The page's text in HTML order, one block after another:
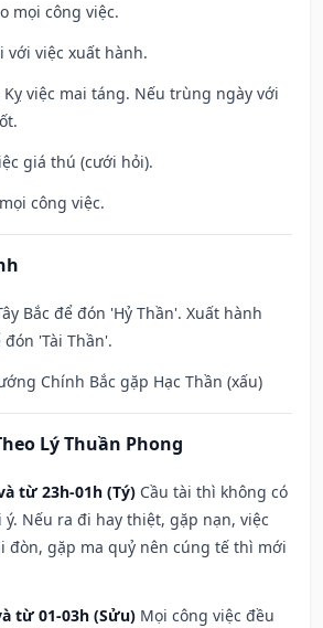
mọi công việc.
với việc xuất hành.
Kỵ việc mai táng. Nếu trùng ngày với
giá thú (cưới hỏi).
công việc.
Bắc để đón 'Hỷ Thần'. Xuất hành
'Tài Thần'.
Chính Bắc gặp Hạc Thần (xấu)
Lý Thuần Phong
từ 23h-01h (Tý) Cầu tài thì không có
Nếu ra đi hay thiệt, gặp nạn, việc
đòn, gặp ma quỷ nên cúng tế thì mới
từ 01-03h (Sửu) Mọi công việc đều